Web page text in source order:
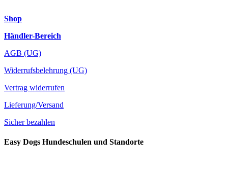
Shop
Händler-Bereich
AGB (UG)
Widerrufsbelehrung (UG)
Vertrag widerrufen
Lieferung/Versand
Sicher bezahlen
Easy Dogs Hundeschulen und Standorte